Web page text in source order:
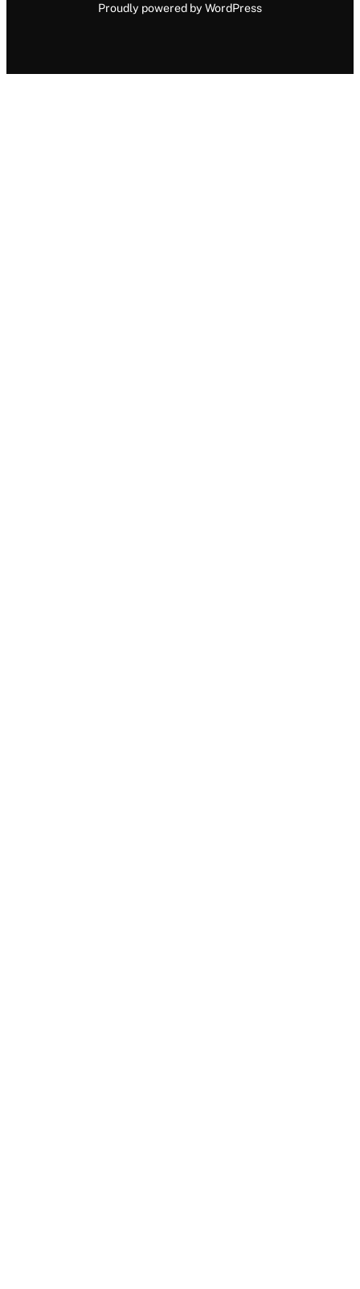
Proudly powered by WordPress